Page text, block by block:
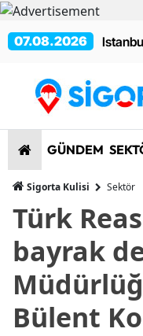
07.08.2026
GÜNDEM
Sigorta Kulisi Sektör
Türk
bayrak
Bülent